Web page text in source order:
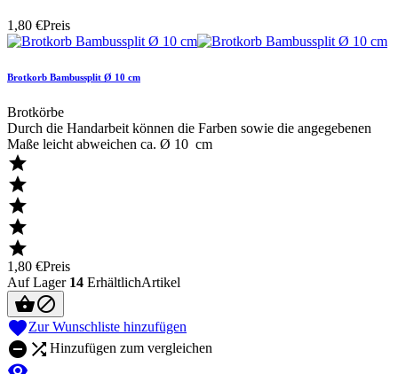
1,80 €Preis
Brotkorb Bambussplit Ø 10 cm
Brotkörbe
Durch die Handarbeit können die Farben sowie die angegebenen
Maße leicht abweichen ca. Ø 10 cm





1,80 €Preis
Auf Lager 14 ErhältlichArtikel

Zur Wunschliste hinzufügen
  Hinzufügen zum vergleichen